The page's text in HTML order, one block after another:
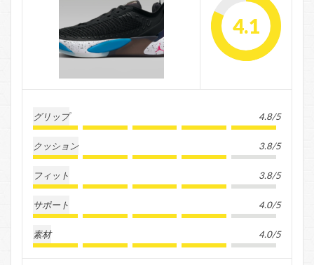
4.1
グリップ 4.8/5
クッション 3.8/5
フィット 3.8/5
サポート 4.0/5
素材 4.0/5